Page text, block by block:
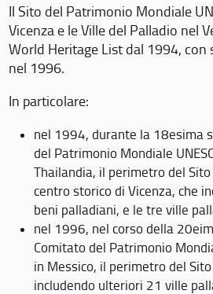
Il Sito del Patrimonio Mondiale
Vicenza e le Ville del Palladio nel
World Heritage List dal 1994, con
nel 1996.
In particolare:
nel 1994, durante la 18esima
del Patrimonio Mondiale
Thailandia, il perimetro del
centro storico di Vicenza, che
beni palladiani, e le tre ville
nel 1996, nel corso della
Comitato del Patrimonio
in Messico, il perimetro del
includendo ulteriori 21 ville